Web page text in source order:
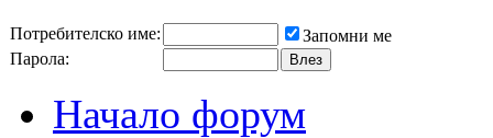
Потребителско име:
Запомни ме
Парола:
Начало форум